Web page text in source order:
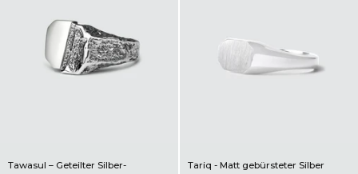
Tawasul – Geteilter Silber-
Tariq - Matt gebürsteter Silber